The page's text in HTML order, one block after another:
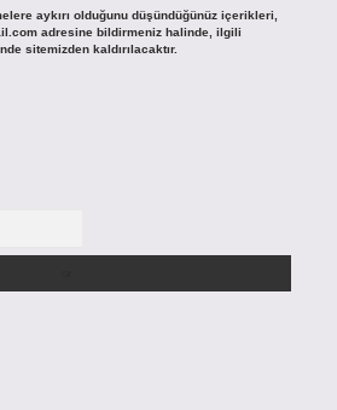
aykırı olduğunu düşündüğünüz içerikleri,
adresine bildirmeniz halinde, ilgili
sitemizden kaldırılacaktır.